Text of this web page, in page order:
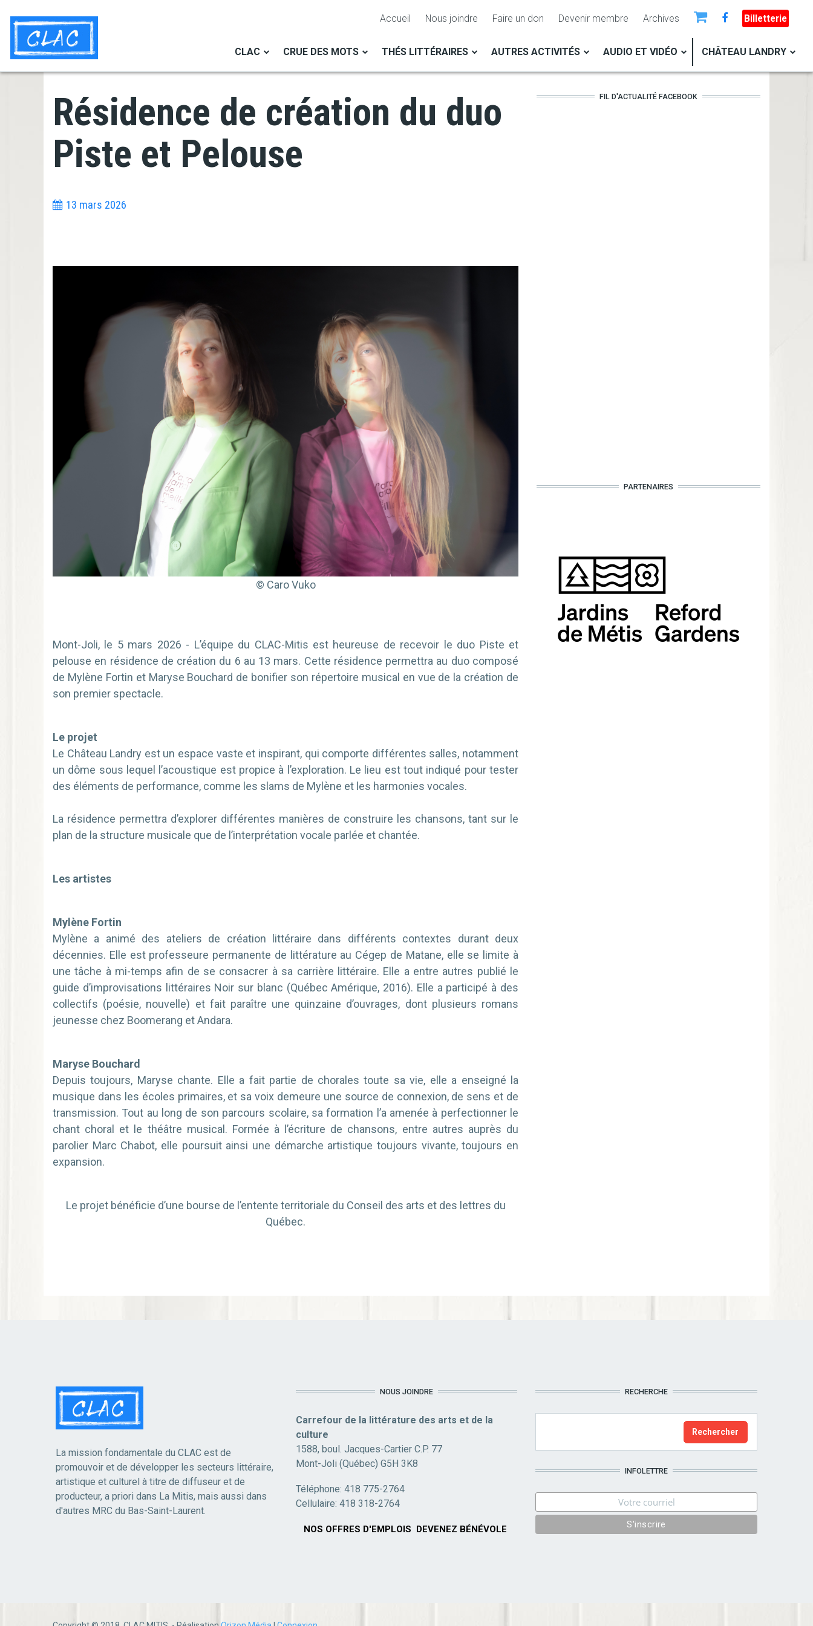
contenu
principal
Navigation
secondaire
Accueil Nous joindre Faire un don Devenir membre Archives Billetterie
CLAC CRUE DES MOTS THÉS LITTÉRAIRES AUTRES ACTIVITÉS AUDIO ET VIDÉO CHÂTEAU LANDRY
Résidence de création du duo
Piste et Pelouse
13 mars 2026
© Caro Vuko
Mont-Joli, le 5 mars 2026 - L’équipe du CLAC-Mitis est heureuse de recevoir le duo Piste et
pelouse en résidence de création du 6 au 13 mars. Cette résidence permettra au duo composé
de Mylène Fortin et Maryse Bouchard de bonifier son répertoire musical en vue de la création de
son premier spectacle.
Le projet
Le Château Landry est un espace vaste et inspirant, qui comporte différentes salles, notamment
un dôme sous lequel l’acoustique est propice à l’exploration. Le lieu est tout indiqué pour tester
des éléments de performance, comme les slams de Mylène et les harmonies vocales.
La résidence permettra d’explorer différentes manières de construire les chansons, tant sur le
plan de la structure musicale que de l’interprétation vocale parlée et chantée.
Les artistes
Mylène Fortin
Mylène a animé des ateliers de création littéraire dans différents contextes durant deux
décennies. Elle est professeure permanente de littérature au Cégep de Matane, elle se limite à
une tâche à mi-temps afin de se consacrer à sa carrière littéraire. Elle a entre autres publié le
guide d’improvisations littéraires Noir sur blanc (Québec Amérique, 2016). Elle a participé à des
collectifs (poésie, nouvelle) et fait paraître une quinzaine d’ouvrages, dont plusieurs romans
jeunesse chez Boomerang et Andara.
Maryse Bouchard
Depuis toujours, Maryse chante. Elle a fait partie de chorales toute sa vie, elle a enseigné la
musique dans les écoles primaires, et sa voix demeure une source de connexion, de sens et de
transmission. Tout au long de son parcours scolaire, sa formation l’a amenée à perfectionner le
chant choral et le théâtre musical. Formée à l’écriture de chansons, entre autres auprès du
parolier Marc Chabot, elle poursuit ainsi une démarche artistique toujours vivante, toujours en
expansion.
Le projet bénéficie d’une bourse de l’entente territoriale du Conseil des arts et des lettres du
Québec.
FIL D'ACTUALITÉ FACEBOOK
PARTENAIRES
La mission fondamentale du CLAC est de
promouvoir et de développer les secteurs littéraire,
artistique et culturel à titre de diffuseur et de
producteur, a priori dans La Mitis, mais aussi dans
d'autres MRC du Bas-Saint-Laurent.
NOUS JOINDRE
Carrefour de la littérature des arts et de la
culture
1588, boul. Jacques-Cartier C.P. 77
Mont-Joli (Québec) G5H 3K8
Téléphone: 418 775-2764
Cellulaire: 418 318-2764
NOS OFFRES D'EMPLOIS DEVENEZ BÉNÉVOLE
RECHERCHE
INFOLETTRE